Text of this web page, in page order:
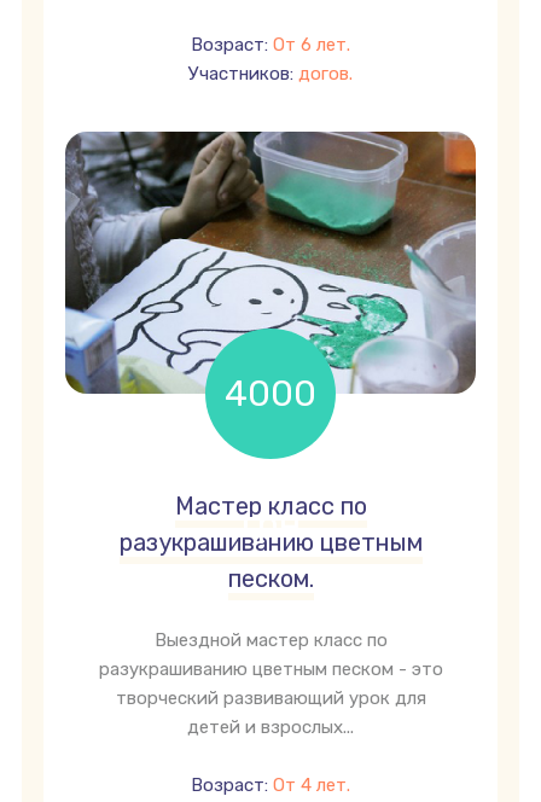
Возраст: От 6 лет.
Участников: догов.
4000
грн
Мастер класс по
разукрашиванию цветным
песком.
Выездной мастер класс по
разукрашиванию цветным песком - это
творческий развивающий урок для
детей и взрослых...
Возраст: От 4 лет.